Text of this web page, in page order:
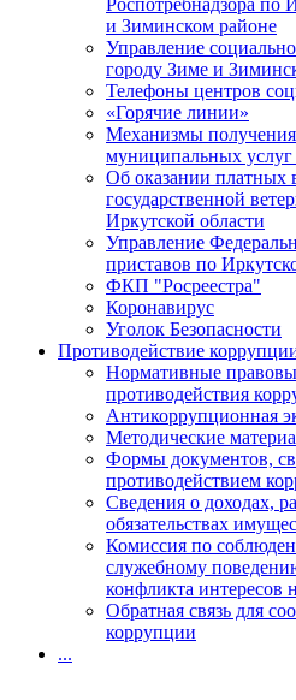
Роспотребнадзора по
и Зиминском районе
Управление
городу Зиме и
Телефоны центров
«Горячие линии»
Механизмы
муниципальных
Об оказании платных
государственной
Иркутской области
Управление
приставов по
ФКП "Росреестра"
Коронавирус
Уголок Безопасности
Противодействие
Нормативные
противодействия
Антикоррупционная
Методические
Формы документов,
противодействием
Сведения о доходах,
обязательствах
Комиссия по
служебному
конфликта интересов
Обратная связь для
коррупции
...